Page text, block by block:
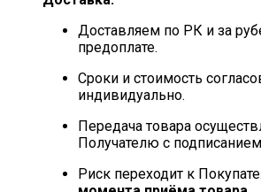
Доставляем по РК и за
предоплате.
Сроки и стоимость
индивидуально.
Передача товара
Получателю с
Риск переходит к